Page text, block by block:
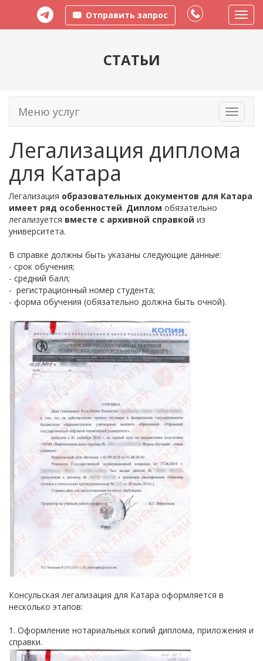
Отправить запрос
меню
СТАТЬИ
Toggle
Меню услуг
Легализация диплома
для Катара
Легализация образовательных документов для Катара
имеет ряд особенностей. Диплом обязательно
легализуется вместе с архивной справкой из
университета.
В справке должны быть указаны следующие данные:
- срок обучения;
- средний балл;
- регистрационный номер студента;
- форма обучения (обязательно должна быть очной).
Консульская легализация для Катара оформляется в
несколько этапов:
1. Оформление нотариальных копий диплома, приложения и
справки.